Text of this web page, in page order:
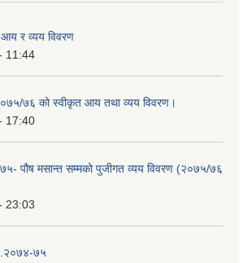
र व्यय विवरण
11:44
७६ को स्वीकृत आय तथा व्यय विवरण।
17:40
पौष मसान्त सम्मको पुजीगत व्यय विवरण (२०७५/७६
23:03
७५